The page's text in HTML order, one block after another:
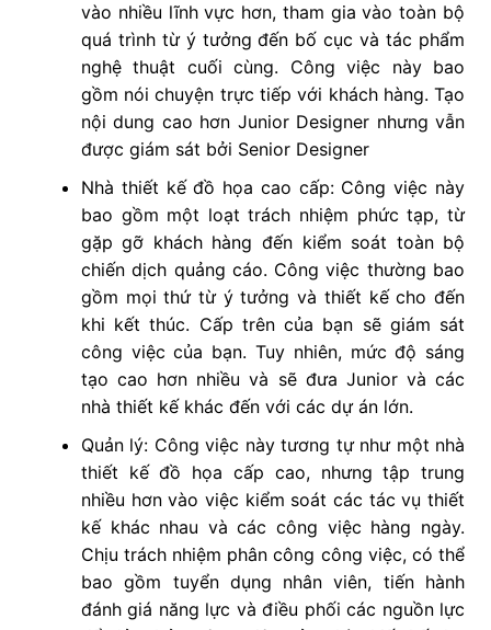
vào nhiều lĩnh vực hơn, tham gia vào toàn bộ
quá trình từ ý tưởng đến bố cục và tác phẩm
nghệ thuật cuối cùng. Công việc này bao
gồm nói chuyện trực tiếp với khách hàng. Tạo
nội dung cao hơn Junior Designer nhưng vẫn
được giám sát bởi Senior Designer
Nhà thiết kế đồ họa cao cấp: Công việc này
bao gồm một loạt trách nhiệm phức tạp, từ
gặp gỡ khách hàng đến kiểm soát toàn bộ
chiến dịch quảng cáo. Công việc thường bao
gồm mọi thứ từ ý tưởng và thiết kế cho đến
khi kết thúc. Cấp trên của bạn sẽ giám sát
công việc của bạn. Tuy nhiên, mức độ sáng
tạo cao hơn nhiều và sẽ đưa Junior và các
nhà thiết kế khác đến với các dự án lớn.
Quản lý: Công việc này tương tự như một nhà
thiết kế đồ họa cấp cao, nhưng tập trung
nhiều hơn vào việc kiểm soát các tác vụ thiết
kế khác nhau và các công việc hàng ngày.
Chịu trách nhiệm phân công công việc, có thể
bao gồm tuyển dụng nhân viên, tiến hành
đánh giá năng lực và điều phối các nguồn lực